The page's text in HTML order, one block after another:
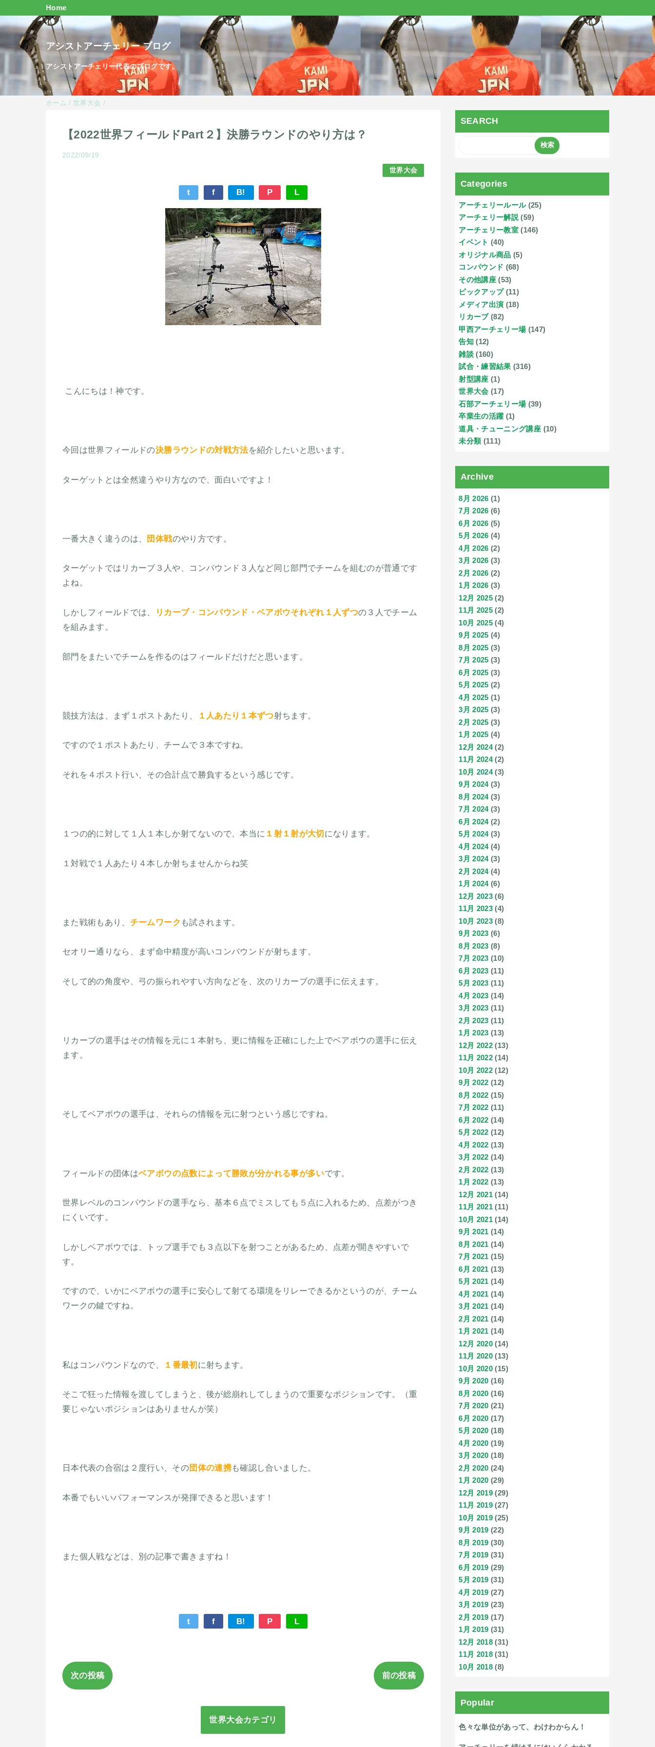
Home
アシストアーチェリー ブログ
アシストアーチェリー代表のブログです。
ホーム /世界大会 /
【2022世界フィールドPart２】決勝ラウンドのやり方は？
2022/09/19
世界大会
t f B! P L
こんにちは！神です。
今回は世界フィールドの決勝ラウンドの対戦方法を紹介したいと思います。
ターゲットとは全然違うやり方なので、面白いですよ！
一番大きく違うのは、 団体戦のやり方です。
ターゲットではリカーブ３人や、コンパウンド３人など同じ部門でチームを組むのが普通です
よね。
しかしフィールドでは、 リカーブ・コンパウンド・ベアボウそれぞれ１人ずつの３人でチーム
を組みます。
部門をまたいでチームを作るのはフィールドだけだと思います。
競技方法は、まず１ポストあたり、 １人あたり１本ずつ射ちます。
ですので１ポストあたり、チームで３本ですね。
それを４ポスト行い、その合計点で勝負するという感じです。
１つの的に対して１人１本しか射てないので、本当に １射１射が大切 になります。
１対戦で１人あたり４本しか射ちませんからね笑
また戦術もあり、 チームワーク も試されます。
セオリー通りなら、まず命中精度が高いコンパウンドが射ちます。
そして的の角度や、弓の振られやすい方向などを、次のリカーブの選手に伝えます。
リカーブの選手はその情報を元に１本射ち、更に情報を正確にした上でベアボウの選手に伝え
ます。
そしてベアボウの選手は、それらの情報を元に射つという感じですね。
フィールドの団体はベアボウの点数によって勝敗が分かれる事が多いです。
世界レベルのコンパウンドの選手なら、基本６点でミスしても５点に入れるため、点差がつき
にくいです。
しかしベアボウでは、トップ選手でも３点以下を射つことがあるため、点差が開きやすいで
す。
ですので、いかにベアボウの選手に安心して射てる環境をリレーできるかというのが、チーム
ワークの鍵ですね。
私はコンパウンドなので、 １番最初に射ちます。
そこで狂った情報を渡してしまうと、後が総崩れしてしまうので重要なポジションです。（重
要じゃないポジションはありませんが笑）
日本代表の合宿は２度行い、その団体の連携も確認し合いました。
本番でもいいパフォーマンスが発揮できると思います！
また個人戦などは、別の記事で書きますね！
t f B! P L
次の投稿 前の投稿
世界大会カテゴリ
SEARCH
Categories
アーチェリールール (25)
アーチェリー解説 (59)
アーチェリー教室 (146)
イベント (40)
オリジナル商品 (5)
コンパウンド (68)
その他講座 (53)
ピックアップ (11)
メディア出演 (18)
リカーブ (82)
甲西アーチェリー場 (147)
告知 (12)
雑談 (160)
試合・練習結果 (316)
射型講座 (1)
世界大会 (17)
石部アーチェリー場 (39)
卒業生の活躍 (1)
道具・チューニング講座 (10)
未分類 (111)
Archive
8月 2026 (1)
7月 2026 (6)
6月 2026 (5)
5月 2026 (4)
4月 2026 (2)
3月 2026 (3)
2月 2026 (2)
1月 2026 (3)
12月 2025 (2)
11月 2025 (2)
10月 2025 (4)
9月 2025 (4)
8月 2025 (3)
7月 2025 (3)
6月 2025 (3)
5月 2025 (2)
4月 2025 (1)
3月 2025 (3)
2月 2025 (3)
1月 2025 (4)
12月 2024(2)
11月 2024(2)
10月 2024(3)
9月 2024(3)
8月 2024(3)
7月 2024(3)
6月 2024(2)
5月 2024(3)
4月 2024(4)
3月 2024(3)
2月 2024(4)
1月 2024(6)
12月 2023 (6)
11月 2023 (4)
10月 2023 (8)
9月 2023 (6)
8月 2023 (8)
7月 2023 (10)
6月 2023 (11)
5月 2023 (11)
4月 2023 (14)
3月 2023 (11)
2月 2023 (11)
1月 2023 (13)
12月 2022 (13)
11月 2022 (14)
10月 2022 (12)
9月 2022 (12)
8月 2022 (15)
7月 2022 (11)
6月 2022 (14)
5月 2022 (12)
4月 2022 (13)
3月 2022 (14)
2月 2022 (13)
1月 2022 (13)
12月 2021 (14)
11月 2021 (11)
10月 2021 (14)
9月 2021 (14)
8月 2021 (14)
7月 2021 (15)
6月 2021 (13)
5月 2021 (14)
4月 2021 (14)
3月 2021 (14)
2月 2021 (14)
1月 2021 (14)
12月 2020 (14)
11月 2020 (13)
10月 2020 (15)
9月 2020 (16)
8月 2020 (16)
7月 2020 (21)
6月 2020 (17)
5月 2020 (18)
4月 2020 (19)
3月 2020 (18)
2月 2020 (24)
1月 2020 (29)
12月 2019 (29)
11月 2019 (27)
10月 2019 (25)
9月 2019 (22)
8月 2019 (30)
7月 2019 (31)
6月 2019 (29)
5月 2019 (31)
4月 2019 (27)
3月 2019 (23)
2月 2019 (17)
1月 2019 (31)
12月 2018 (31)
11月 2018 (31)
10月 2018 (8)
Popular
色々な単位があって、わけわからん！